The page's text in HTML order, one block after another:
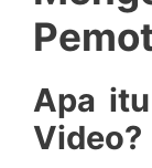
Apa
Video?